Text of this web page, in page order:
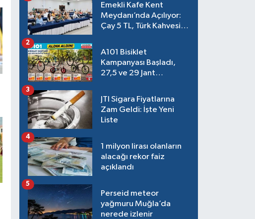
Emekli Kafe Kent
Meydanı’nda Açılıyor:
Çay 5 TL, Türk Kahvesi
A101 Bisiklet
Kampanyası Başladı,
27,5 ve 29 Jant
2
JTI Sigara Fiyatlarına
Zam Geldi: İşte Yeni
Liste
3
1 milyon lirası olanların
alacağı rekor faiz
açıklandı
4
Perseid meteor
yağmuru Muğla’da
nerede izlenir
5